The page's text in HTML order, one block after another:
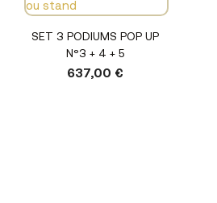
SET 3 PODIUMS POP UP
N°3 + 4 + 5
637,00 €